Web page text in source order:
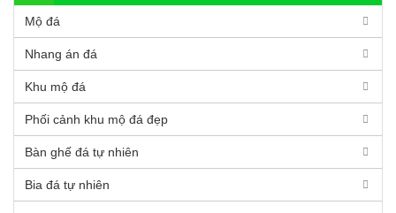
Mộ đá
Nhang án đá
Khu mộ đá
Phối cảnh khu mộ đá đẹp
Bàn ghế đá tự nhiên
Bia đá tự nhiên